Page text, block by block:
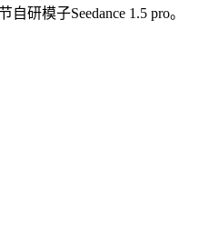
研模子Seedance 1.5 pro。